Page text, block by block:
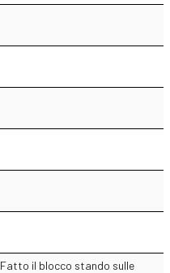
Fatto il blocco stando sulle